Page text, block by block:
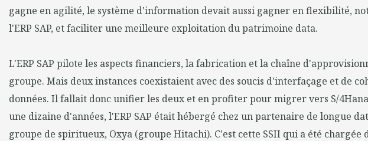
gagne en agilité, le système d'information devait aussi gagner en flexibilité,
l'ERP SAP, et faciliter une meilleure exploitation du patrimoine data.
L'ERP SAP pilote les aspects financiers, la fabrication et la chaîne
groupe. Mais deux instances coexistaient avec des soucis d'interfaçage et de
données. Il fallait donc unifier les deux et en profiter pour migrer vers S/
une dizaine d'années, l'ERP SAP était hébergé chez un partenaire de longue
groupe de spiritueux, Oxya (groupe Hitachi). C'est cette SSII qui a été chargée